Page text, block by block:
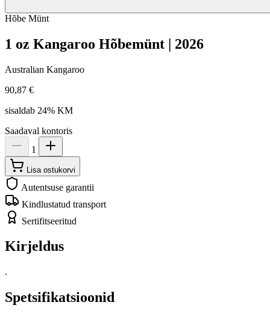
Hõbe Münt
1 oz Kangaroo Hõbemünt | 2026
Australian Kangaroo
90,87 €
sisaldab 24% KM
Saadaval kontoris
1
Lisa ostukorvi
Autentsuse garantii
Kindlustatud transport
Sertifitseeritud
Kirjeldus
.
Spetsifikatsioonid